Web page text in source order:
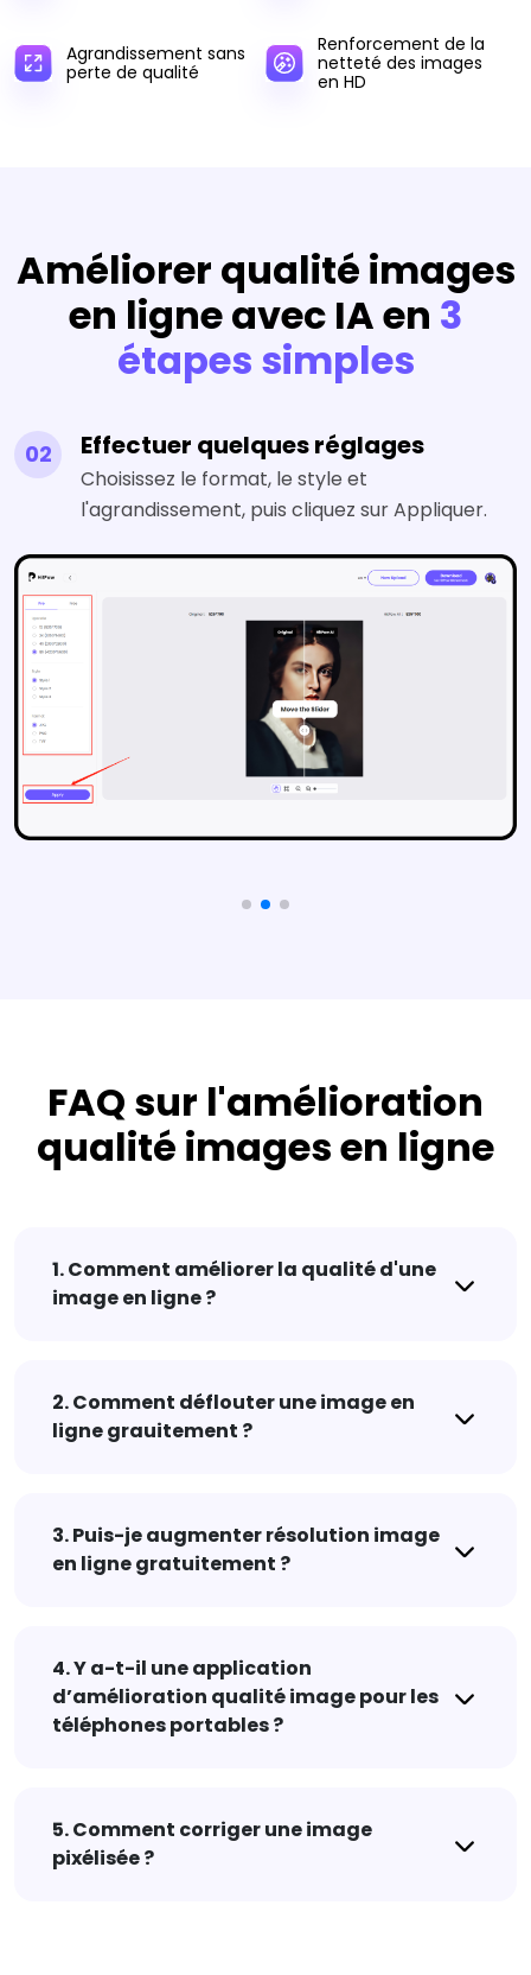
Agrandissement sans
perte de qualité
Renforcement de la
netteté des images
en HD
Améliorer qualité images
en ligne avec IA en 3
étapes simples
03
Prévisualisation et
téléchargement
Prévisualisez le résultat avant de télécharger
FAQ sur l'amélioration
qualité images en ligne
1. Comment améliorer la qualité d'une
image en ligne ?
2. Comment déflouter une image en
ligne grauitement ?
3. Puis-je augmenter résolution image
en ligne gratuitement ?
4. Y a-t-il une application
d’amélioration qualité image pour les
téléphones portables ?
5. Comment corriger une image
pixélisée ?